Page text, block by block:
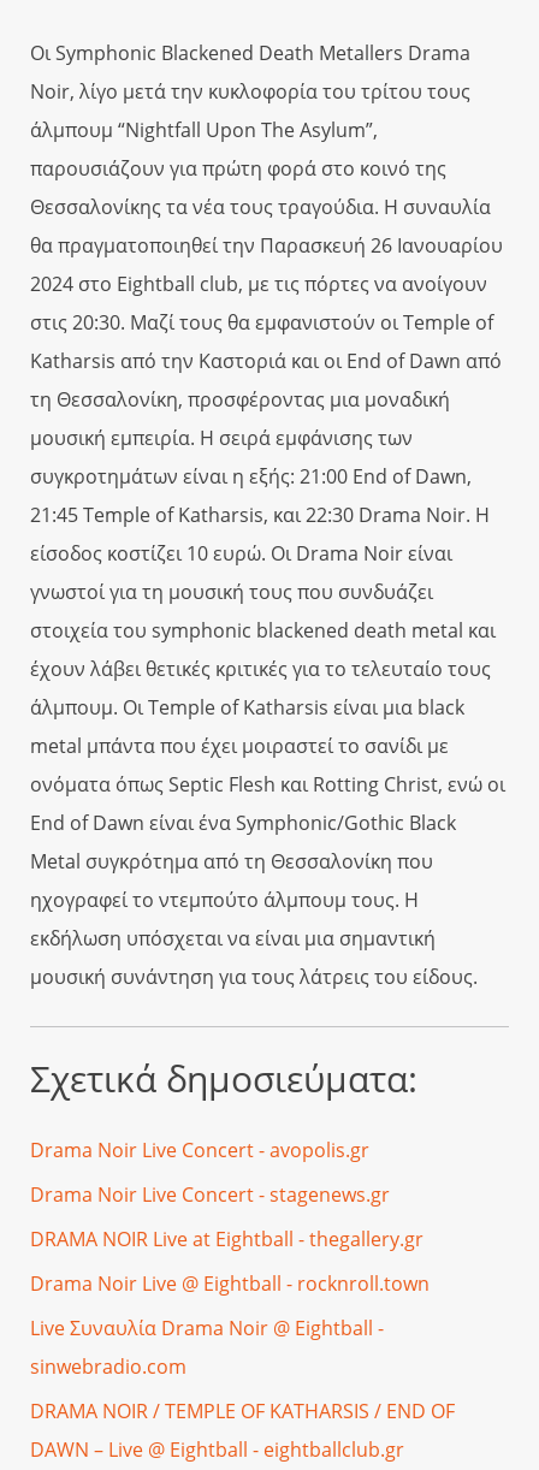
Οι Symphonic Blackened Death Metallers Drama
Noir, λίγο μετά την κυκλοφορία του τρίτου τους
άλμπουμ “Nightfall Upon The Asylum”,
παρουσιάζουν για πρώτη φορά στο κοινό της
Θεσσαλονίκης τα νέα τους τραγούδια. Η συναυλία
θα πραγματοποιηθεί την Παρασκευή 26 Ιανουαρίου
2024 στο Eightball club, με τις πόρτες να ανοίγουν
στις 20:30. Μαζί τους θα εμφανιστούν οι Temple of
Katharsis από την Καστοριά και οι End of Dawn από
τη Θεσσαλονίκη, προσφέροντας μια μοναδική
μουσική εμπειρία. Η σειρά εμφάνισης των
συγκροτημάτων είναι η εξής: 21:00 End of Dawn,
21:45 Temple of Katharsis, και 22:30 Drama Noir. Η
είσοδος κοστίζει 10 ευρώ. Οι Drama Noir είναι
γνωστοί για τη μουσική τους που συνδυάζει
στοιχεία του symphonic blackened death metal και
έχουν λάβει θετικές κριτικές για το τελευταίο τους
άλμπουμ. Οι Temple of Katharsis είναι μια black
metal μπάντα που έχει μοιραστεί το σανίδι με
ονόματα όπως Septic Flesh και Rotting Christ, ενώ οι
End of Dawn είναι ένα Symphonic/Gothic Black
Metal συγκρότημα από τη Θεσσαλονίκη που
ηχογραφεί το ντεμπούτο άλμπουμ τους. Η
εκδήλωση υπόσχεται να είναι μια σημαντική
μουσική συνάντηση για τους λάτρεις του είδους.
Σχετικά δημοσιεύματα:
Drama Noir Live Concert - avopolis.gr
Drama Noir Live Concert - stagenews.gr
DRAMA NOIR Live at Eightball - thegallery.gr
Drama Noir Live @ Eightball - rocknroll.town
Live Συναυλία Drama Noir @ Eightball -
sinwebradio.com
DRAMA NOIR / TEMPLE OF KATHARSIS / END OF
DAWN – Live @ Eightball - eightballclub.gr